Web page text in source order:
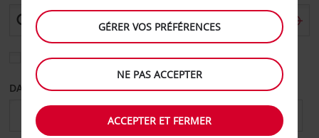
Sélectionnez une autre agence de retour
DATE DE DÉPART DATE DE RETOUR
GÉRER VOS PRÉFÉRENCES
NE PAS ACCEPTER
ACCEPTER ET FERMER